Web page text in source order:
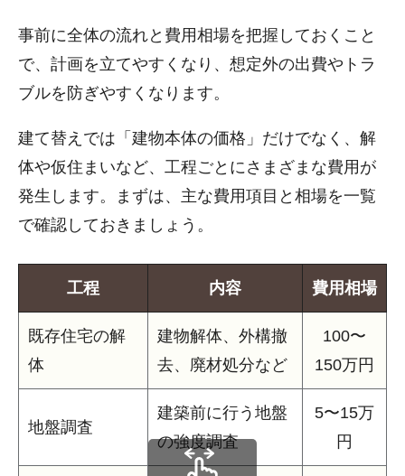
事前に全体の流れと費用相場を把握しておくこと
で、計画を立てやすくなり、想定外の出費やトラ
ブルを防ぎやすくなります。
建て替えでは「建物本体の価格」だけでなく、解
体や仮住まいなど、工程ごとにさまざまな費用が
発生します。まずは、主な費用項目と相場を一覧
で確認しておきましょう。
工程 内容 費用相場
既存住宅の解
体
建物解体、外構撤
去、廃材処分など
100〜
150万円
地盤調査
建築前に行う地盤
の強度調査
5〜15万
円